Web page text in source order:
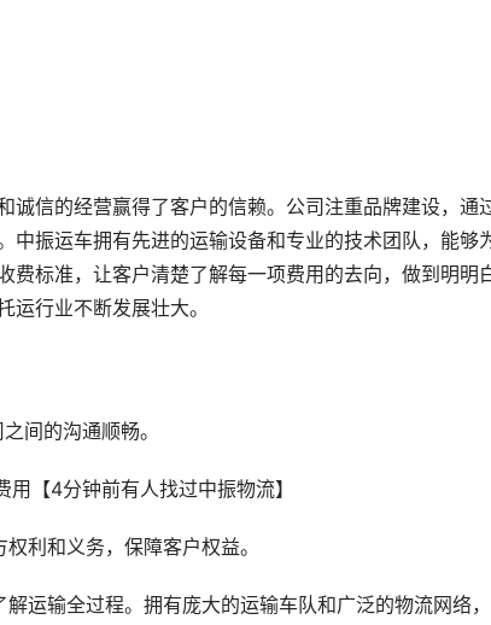
诚信的经营赢得了客户的信赖。公司注重品牌建设，通
中振运车拥有先进的运输设备和专业的技术团队，能够
费标准，让客户清楚了解每一项费用的去向，做到明明
行业不断发展壮大。
间的沟通顺畅。
利和义务，保障客户权益。
运输全过程。拥有庞大的运输车队和广泛的物流网络